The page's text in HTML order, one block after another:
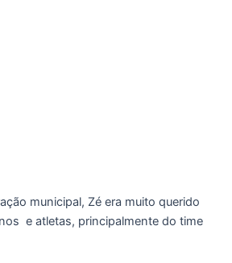
municipal, Zé era muito querido
e atletas, principalmente do time